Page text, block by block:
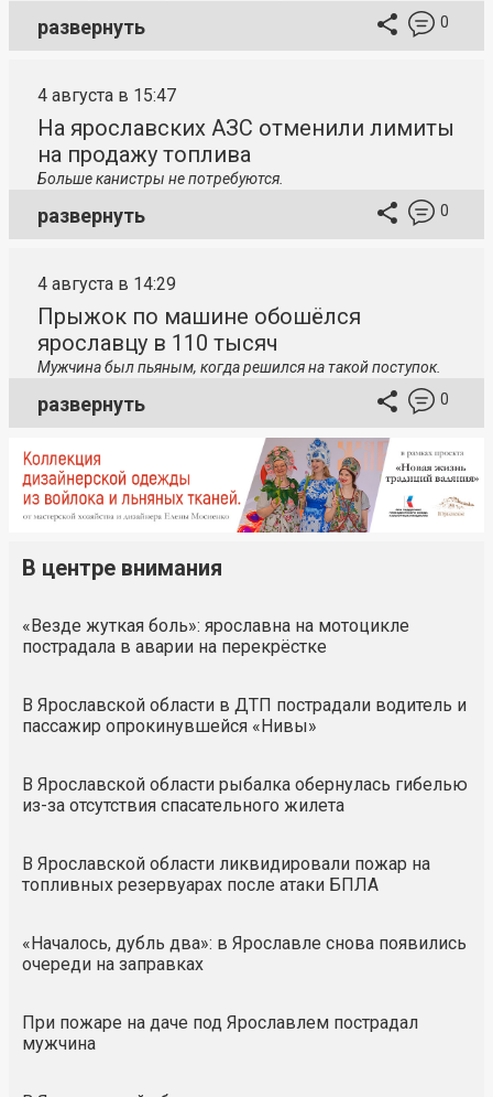
развернуть 0
4 августа в 15:47
На ярославских АЗС отменили лимиты
на продажу топлива
Больше канистры не потребуются.
развернуть 0
4 августа в 14:29
Прыжок по машине обошёлся
ярославцу в 110 тысяч
Мужчина был пьяным, когда решился на такой поступок.
развернуть 0
В центре внимания
«Везде жуткая боль»: ярославна на мотоцикле
пострадала в аварии на перекрёстке
В Ярославской области в ДТП пострадали водитель и
пассажир опрокинувшейся «Нивы»
В Ярославской области рыбалка обернулась гибелью
из-за отсутствия спасательного жилета
В Ярославской области ликвидировали пожар на
топливных резервуарах после атаки БПЛА
«Началось, дубль два»: в Ярославле снова появились
очереди на заправках
При пожаре на даче под Ярославлем пострадал
мужчина